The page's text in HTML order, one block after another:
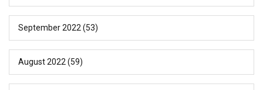
September 2022 (53)
August 2022 (59)